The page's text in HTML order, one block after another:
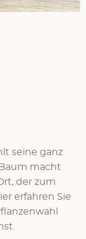
seine ganz
macht
der zum
erfahren Sie